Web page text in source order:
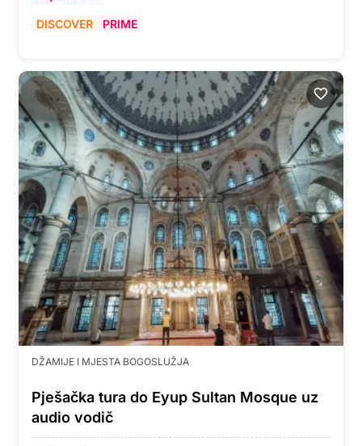
DISCOVER PRIME
DŽAMIJE I MJESTA BOGOSLUŽJA
Pješačka tura do Eyup Sultan Mosque uz
audio vodič